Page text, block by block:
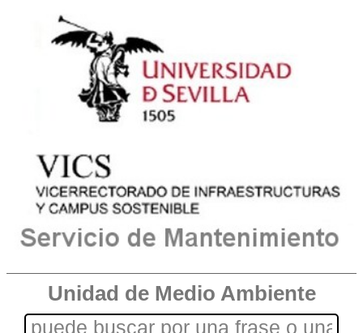
Unidad de Medio Ambiente